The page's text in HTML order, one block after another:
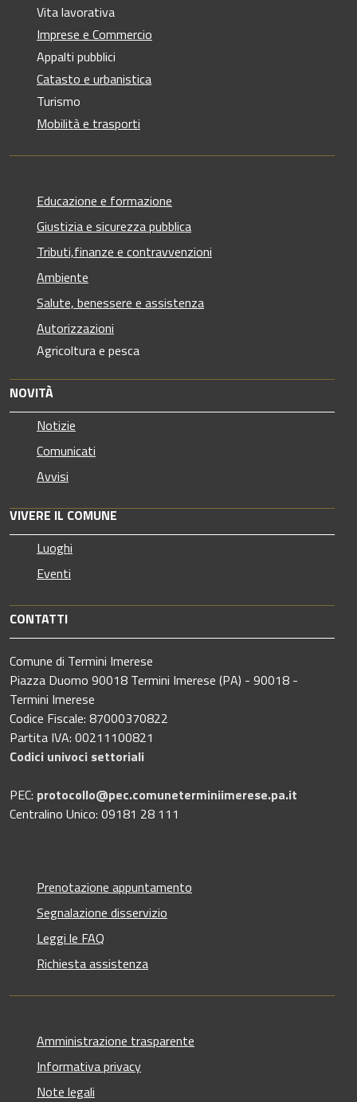
Vita lavorativa
Imprese e Commercio
Appalti pubblici
Catasto e urbanistica
Turismo
Mobilità e trasporti
Educazione e formazione
Giustizia e sicurezza pubblica
Tributi,finanze e contravvenzioni
Ambiente
Salute, benessere e assistenza
Autorizzazioni
Agricoltura e pesca
NOVITÀ
Notizie
Comunicati
Avvisi
VIVERE IL COMUNE
Luoghi
Eventi
CONTATTI
Comune di Termini Imerese
Piazza Duomo 90018 Termini Imerese (PA) - 90018 -
Termini Imerese
Codice Fiscale: 87000370822
Partita IVA: 00211100821
Codici univoci settoriali
PEC: protocollo@pec.comuneterminiimerese.pa.it
Centralino Unico: 09181 28 111
Prenotazione appuntamento
Segnalazione disservizio
Leggi le FAQ
Richiesta assistenza
Amministrazione trasparente
Informativa privacy
Note legali